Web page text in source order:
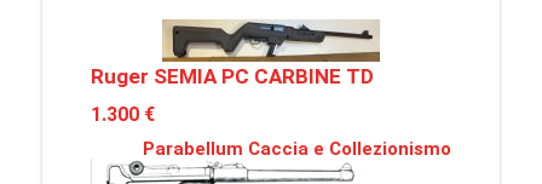
Ruger SEMIA PC CARBINE TD
1.300 €
Parabellum Caccia e Collezionismo